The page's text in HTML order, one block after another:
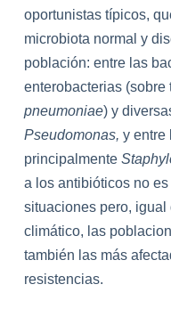
oportunistas típicos,
microbiota normal y
población: entre las
enterobacterias (sobre
pneumoniae) y
Pseudomonas, y entre
principalmente
a los antibióticos no
situaciones pero,
climático, las
también las más
resistencias.